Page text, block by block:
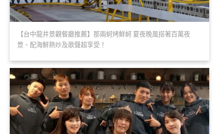
【台中龍井景觀餐廳推薦】那兩蚵烤鮮蚵 夏夜晚風搭著百萬夜
景、配海鮮熱炒及歌聲超享受！